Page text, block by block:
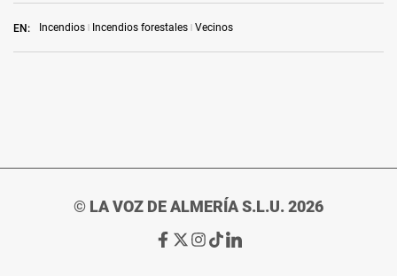
EN: Incendios Incendios forestales Vecinos
© LA VOZ DE ALMERÍA S.L.U. 2026
Ir
Ir
Ir Ir Ir